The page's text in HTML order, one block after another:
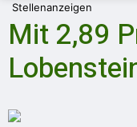
Stellenanzeigen
Mit 2,89